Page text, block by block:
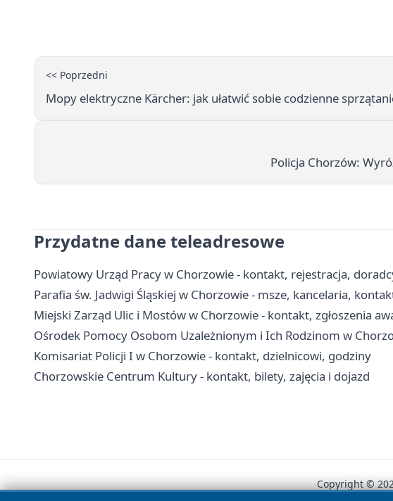
<< Poprzedni
Mopy elektryczne Kärcher: jak ułatwić sobie codzienne
Policja Chorzów:
Przydatne dane teleadresowe
Powiatowy Urząd Pracy w Chorzowie - kontakt, rejestracja,
Parafia św. Jadwigi Śląskiej w Chorzowie - msze, kancelaria,
Miejski Zarząd Ulic i Mostów w Chorzowie - kontakt, zgłoszenia
Ośrodek Pomocy Osobom Uzależnionym i Ich Rodzinom w
Komisariat Policji I w Chorzowie - kontakt, dzielnicowi, godziny
Chorzowskie Centrum Kultury - kontakt, bilety, zajęcia i dojazd
Copyright ©